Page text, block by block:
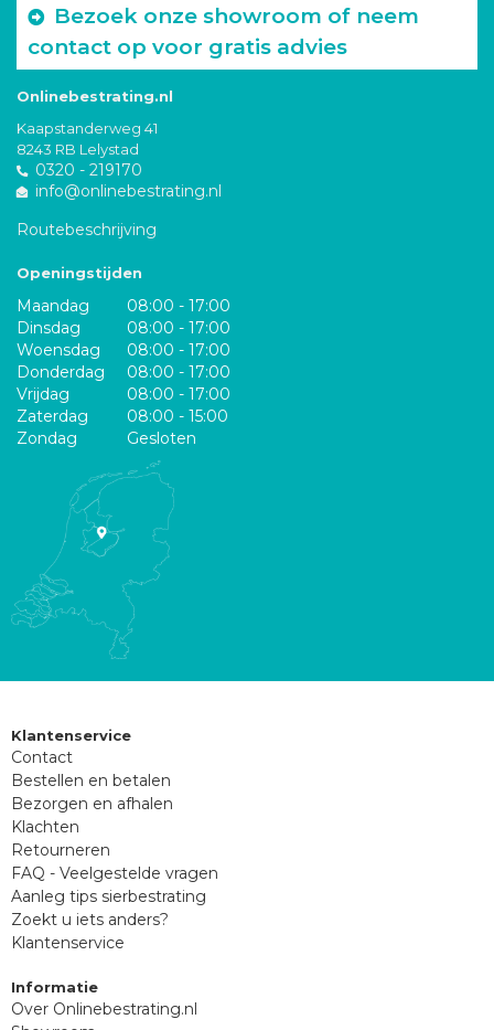
Bezoek onze showroom of neem
contact op voor gratis advies
Onlinebestrating.nl
Kaapstanderweg 41
8243 RB Lelystad
0320 - 219170
info@onlinebestrating.nl
Routebeschrijving
Openingstijden
Maandag
08:00 - 17:00
Dinsdag
08:00 - 17:00
Woensdag
08:00 - 17:00
Donderdag
08:00 - 17:00
Vrijdag
08:00 - 17:00
Zaterdag
08:00 - 15:00
Zondag
Gesloten
Klantenservice
Contact
Bestellen en betalen
Bezorgen en afhalen
Klachten
Retourneren
FAQ - Veelgestelde vragen
Aanleg tips sierbestrating
Zoekt u iets anders?
Klantenservice
Informatie
Over Onlinebestrating.nl